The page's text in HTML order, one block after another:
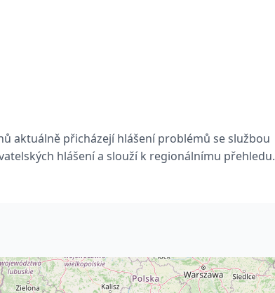
aktuálně přicházejí hlášení problémů se službou
hlášení a slouží k regionálnímu přehledu.